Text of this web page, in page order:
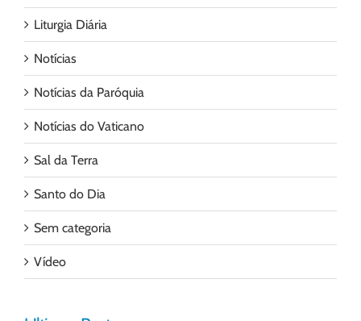
Liturgia Diária
Notícias
Notícias da Paróquia
Notícias do Vaticano
Sal da Terra
Santo do Dia
Sem categoria
Vídeo